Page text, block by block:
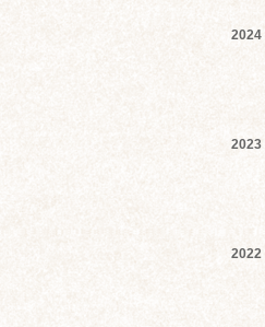
2024
2023
2022